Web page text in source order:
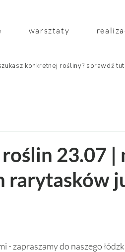
warsztaty
konkretnej rośliny? sprawdź
23.07 |
rarytasków
- zapraszamy do naszego